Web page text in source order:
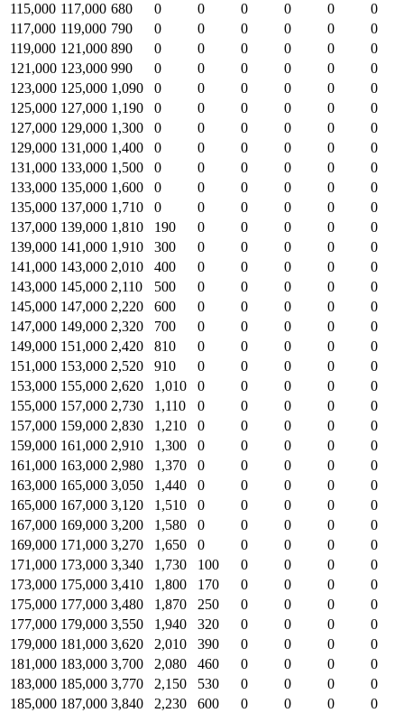
115,000 117,000 680 0 0 0 0 0
0
117,000 119,000 790 0 0 0 0 0
0
119,000 121,000 890 0 0 0 0 0
0
121,000 123,000 990 0 0 0 0 0
0
123,000 125,000 1,090 0 0 0 0 0
0
125,000 127,000 1,190 0 0 0 0 0
0
127,000 129,000 1,300 0 0 0 0 0
0
129,000 131,000 1,400 0 0 0 0 0
0
131,000 133,000 1,500 0 0 0 0 0
0
133,000 135,000 1,600 0 0 0 0 0
0
135,000 137,000 1,710 0 0 0 0 0
0
137,000 139,000 1,810 190 0 0 0 0
0
139,000 141,000 1,910 300 0 0 0 0
0
141,000 143,000 2,010 400 0 0 0 0
0
143,000 145,000 2,110 500 0 0 0 0
0
145,000 147,000 2,220 600 0 0 0 0
0
147,000 149,000 2,320 700 0 0 0 0
0
149,000 151,000 2,420 810 0 0 0 0
0
151,000 153,000 2,520 910 0 0 0 0
0
153,000 155,000 2,620 1,010 0 0 0 0
0
155,000 157,000 2,730 1,110 0 0 0 0
0
157,000 159,000 2,830 1,210 0 0 0 0
0
159,000 161,000 2,910 1,300 0 0 0 0
0
161,000 163,000 2,980 1,370 0 0 0 0
0
163,000 165,000 3,050 1,440 0 0 0 0
0
165,000 167,000 3,120 1,510 0 0 0 0
0
167,000 169,000 3,200 1,580 0 0 0 0
0
169,000 171,000 3,270 1,650 0 0 0 0
0
171,000 173,000 3,340 1,730 100 0 0 0
0
173,000 175,000 3,410 1,800 170 0 0 0
0
175,000 177,000 3,480 1,870 250 0 0 0
0
177,000 179,000 3,550 1,940 320 0 0 0
0
179,000 181,000 3,620 2,010 390 0 0 0
0
181,000 183,000 3,700 2,080 460 0 0 0
0
183,000 185,000 3,770 2,150 530 0 0 0
0
185,000 187,000 3,840 2,230 600 0 0 0
0